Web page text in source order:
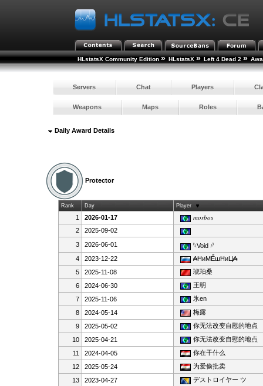
HLstatsX Community Edition » HLstatsX » Left 4 Dead 2 »
Servers Chat Players
Weapons Maps Roles
Daily Award Details
Protector
Rank Day Player
1 2026-01-17
𝑚𝑜𝑟𝑏𝑜𝑠
2
2025-09-02
3
2026-06-01
𓆩Void 𓆪
4
2023-12-22
₳ĦиMỂшĦиЦ₳
5
2025-11-08
琥珀桑
6
2024-06-30
王明
7
2025-11-06
氷en
8
2024-05-14
梅露
9
2025-05-02
你无法改变自慰的地点
10
2025-04-21
你无法改变自慰的地点
11
2024-04-05
你在干什么
12
2025-05-24
为爱偷批卖
13
2023-04-27
デストロイヤー ツ